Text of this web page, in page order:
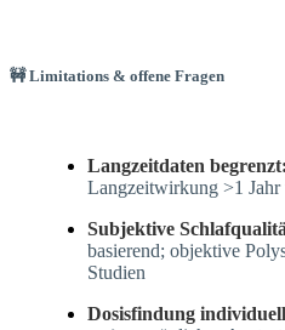
🚧 Limitations & offene Fragen
Langzeitdaten begrenzt:
Langzeitwirkung >1 Jahr
Subjektive
basierend; objektive
Studien
Dosisfindung